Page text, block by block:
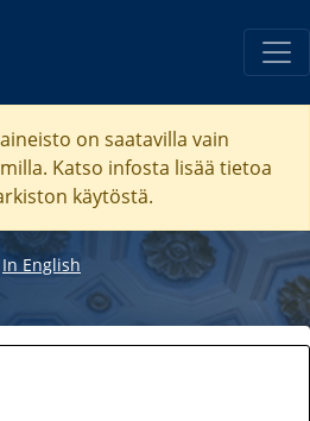
on saatavilla vain
Katso infosta lisää tietoa
käytöstä.
In English